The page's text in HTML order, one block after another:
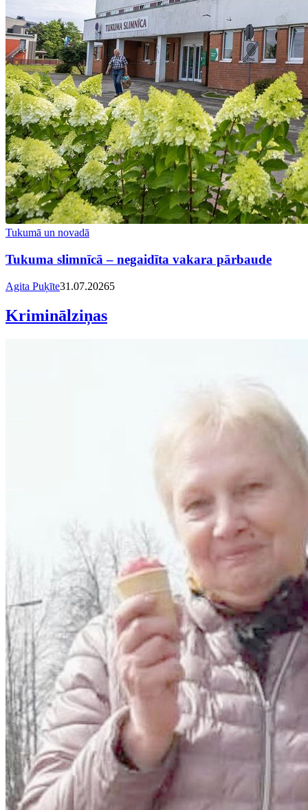
Tukumā un novadā
Tukuma slimnīcā – negaidīta vakara pārbaude
Agita Puķīte31.07.20265
Kriminālziņas